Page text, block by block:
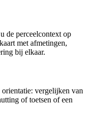
de perceelcontext op
met afmetingen,
bij elkaar.
vergelijken van
of toetsen of een